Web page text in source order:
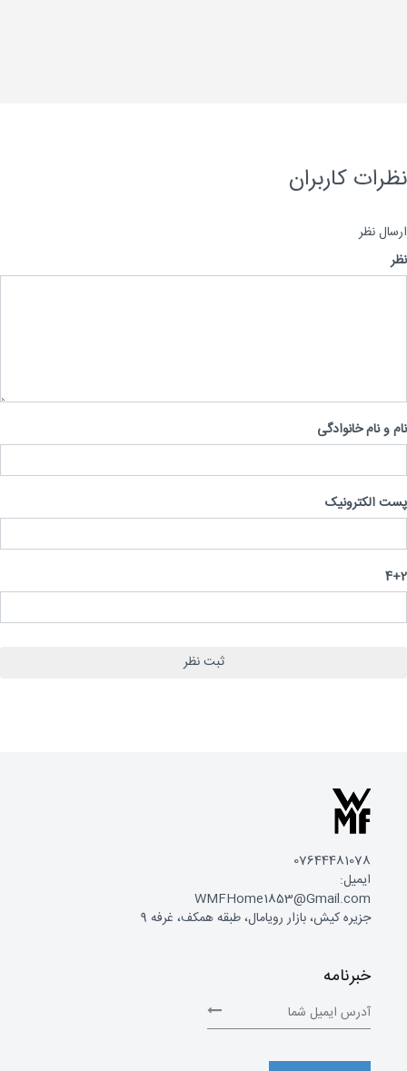
کاربران
نظر
و نام خانوادگی
الکترونیک
07644481078
ایمیل:
WMFHome1853@Gmail.com
جزیره کیش، بازار رویامال، طبقه همکف، غرفه 9
خبرنامه